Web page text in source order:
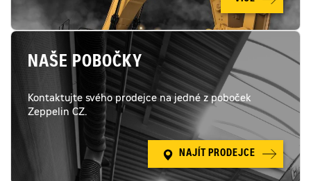
NAŠE POBOČKY
Kontaktujte svého prodejce na jedné z poboček
Zeppelin CZ.
NAJÍT PRODEJCE